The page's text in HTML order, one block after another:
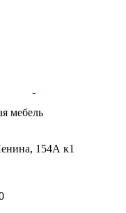
мебель
154А к1